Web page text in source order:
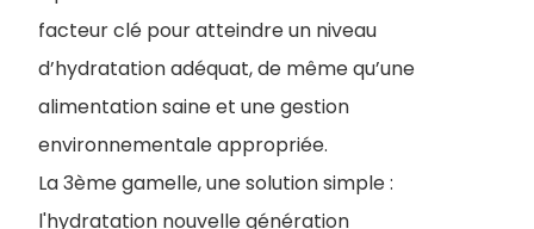
facteur clé pour atteindre un niveau
d’hydratation adéquat, de même qu’une
alimentation saine et une gestion
environnementale appropriée.
La 3ème gamelle, une solution simple :
l'hydratation nouvelle génération